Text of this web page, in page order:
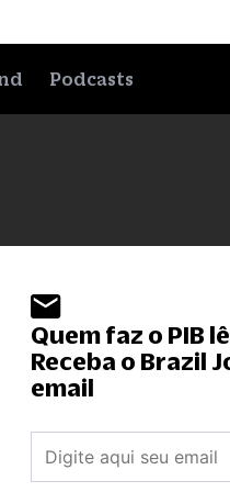
Podcasts
Quem faz o PIB
Receba o Brazil
email